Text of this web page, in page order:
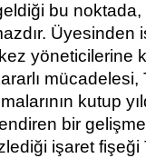
bu
yöneticilerine
mücadelesi,
kutup
bir
işaret fişeği